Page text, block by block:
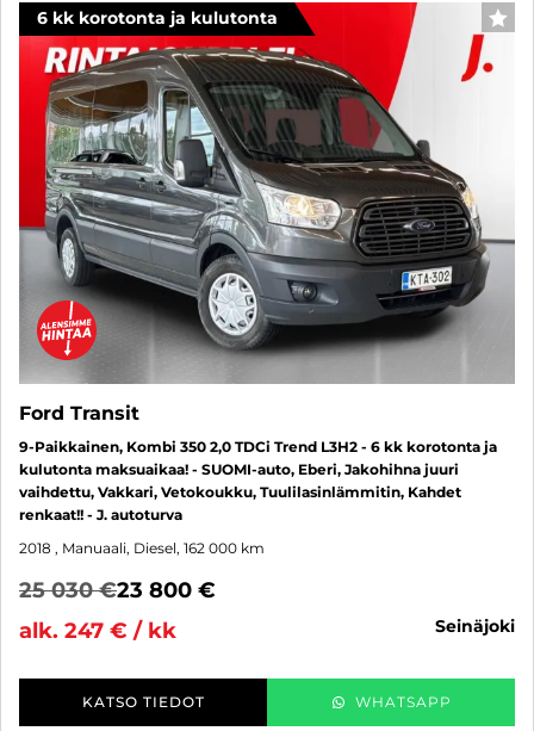
6 kk korotonta ja kulutonta
Ford Transit
9-Paikkainen, Kombi 350 2,0 TDCi Trend L3H2 - 6 kk korotonta ja
kulutonta maksuaikaa! - SUOMI-auto, Eberi, Jakohihna juuri
vaihdettu, Vakkari, Vetokoukku, Tuulilasinlämmitin, Kahdet
renkaat!! - J. autoturva
2018 , Manuaali, Diesel, 162 000 km
25 030 €23 800 €
alk. 247 € / kk
seinäjoki
KATSO TIEDOT WHATSAPP